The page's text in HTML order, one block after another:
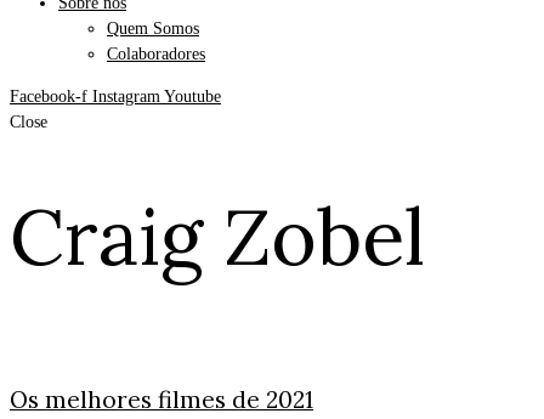
Quem Somos
Colaboradores
Facebook-f Instagram Youtube
Close
Craig Zobel
Os melhores filmes de 2021